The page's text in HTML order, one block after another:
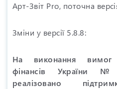
Арт-Звіт Pro, поточна
Зміни у версії 5.8.8:
На виконання вимог
фінансів України
реалізовано